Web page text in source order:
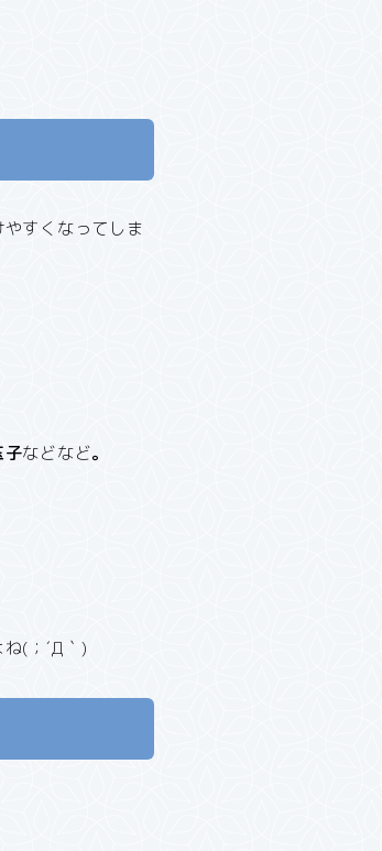
すくなってしま
子などなど。
(；´Д｀)